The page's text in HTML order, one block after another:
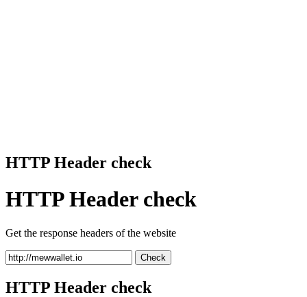
HTTP Header check
HTTP Header check
Get the response headers of the website
Check
HTTP Header check